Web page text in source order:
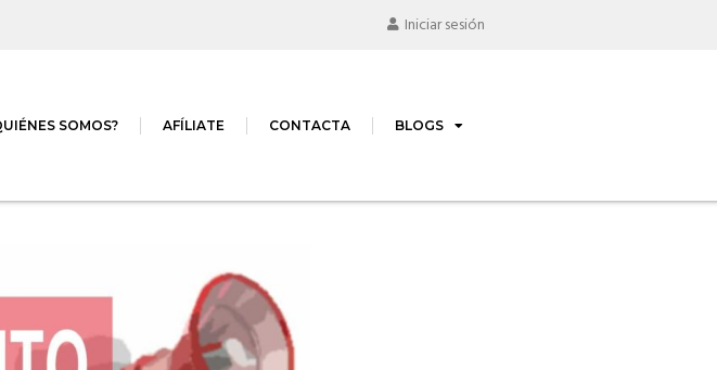
Iniciar sesión
SOMOS? AFÍLIATE CONTACTA BLOGS